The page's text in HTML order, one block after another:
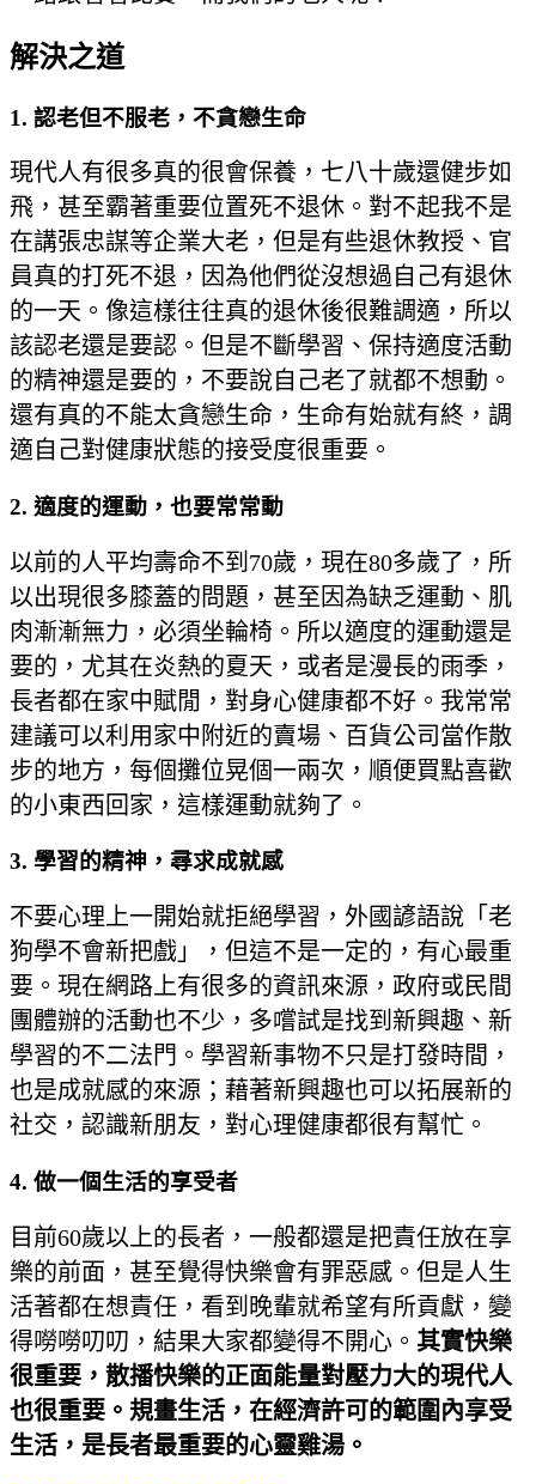
解決之道
1. 認老但不服老，不貪戀生命
現代人有很多真的很會保養，七八十歲還健步如
飛，甚至霸著重要位置死不退休。對不起我不是
在講張忠謀等企業大老，但是有些退休教授、官
員真的打死不退，因為他們從沒想過自己有退休
的一天。像這樣往往真的退休後很難調適，所以
該認老還是要認。但是不斷學習、保持適度活動
的精神還是要的，不要說自己老了就都不想動。
還有真的不能太貪戀生命，生命有始就有終，調
適自己對健康狀態的接受度很重要。
2. 適度的運動，也要常常動
以前的人平均壽命不到70歲，現在80多歲了，所
以出現很多膝蓋的問題，甚至因為缺乏運動、肌
肉漸漸無力，必須坐輪椅。所以適度的運動還是
要的，尤其在炎熱的夏天，或者是漫長的雨季，
長者都在家中賦閒，對身心健康都不好。我常常
建議可以利用家中附近的賣場、百貨公司當作散
步的地方，每個攤位晃個一兩次，順便買點喜歡
的小東西回家，這樣運動就夠了。
3. 學習的精神，尋求成就感
不要心理上一開始就拒絕學習，外國諺語說「老
狗學不會新把戲」，但這不是一定的，有心最重
要。現在網路上有很多的資訊來源，政府或民間
團體辦的活動也不少，多嚐試是找到新興趣、新
學習的不二法門。學習新事物不只是打發時間，
也是成就感的來源；藉著新興趣也可以拓展新的
社交，認識新朋友，對心理健康都很有幫忙。
4. 做一個生活的享受者
目前60歲以上的長者，一般都還是把責任放在享
樂的前面，甚至覺得快樂會有罪惡感。但是人生
活著都在想責任，看到晚輩就希望有所貢獻，變
得嘮嘮叨叨，結果大家都變得不開心。 其實快樂
很重要，散播快樂的正面能量對壓力大的現代人
也很重要。規畫生活，在經濟許可的範圍內享受
生活，是長者最重要的心靈雞湯。